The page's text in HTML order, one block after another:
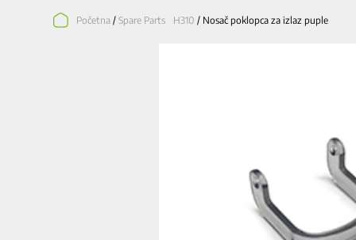
Početna /Spare Parts H310 / Nosač poklopca za izlaz puple